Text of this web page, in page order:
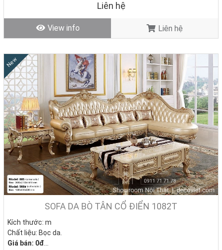
Liên hệ
View info Liên hệ
New
SOFA DA BÒ TÂN CỔ ĐIỂN 1082T
Kích thước: m
Chất liệu: Bọc da.
Giá bán: 0đ